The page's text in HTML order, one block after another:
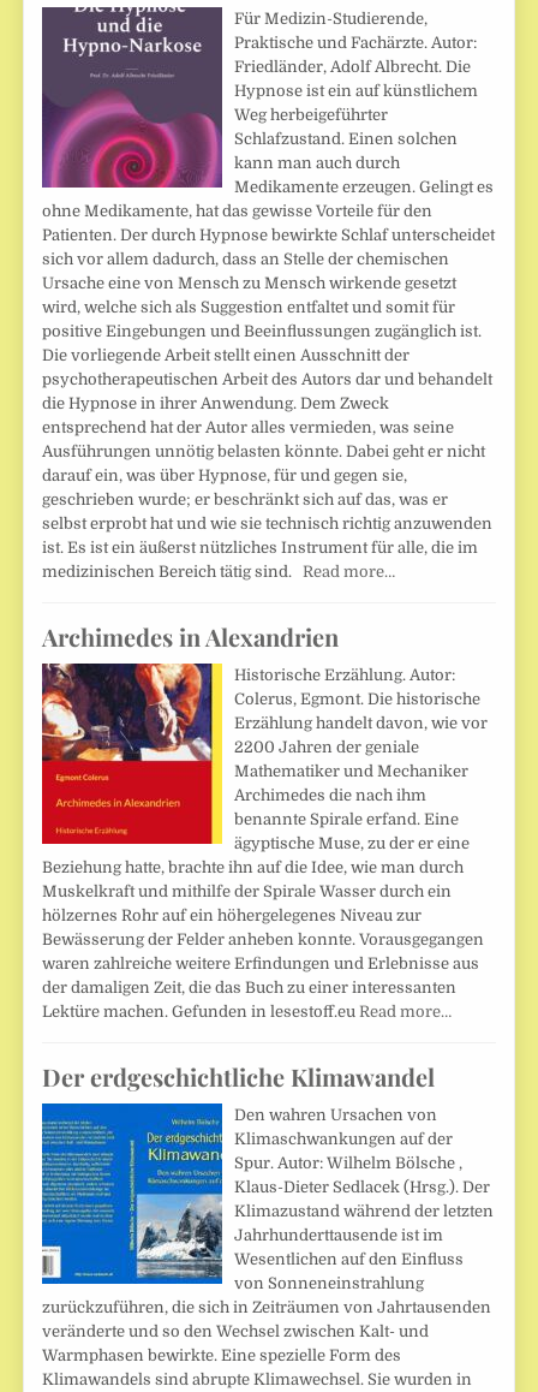
Für Medizin-Studierende,
Praktische und Fachärzte. Autor:
Friedländer, Adolf Albrecht. Die
Hypnose ist ein auf künstlichem
Weg herbeigeführter
Schlafzustand. Einen solchen
kann man auch durch
Medikamente erzeugen. Gelingt es
ohne Medikamente, hat das gewisse Vorteile für den
Patienten. Der durch Hypnose bewirkte Schlaf unterscheidet
sich vor allem dadurch, dass an Stelle der chemischen
Ursache eine von Mensch zu Mensch wirkende gesetzt
wird, welche sich als Suggestion entfaltet und somit für
positive Eingebungen und Beeinflussungen zugänglich ist.
Die vorliegende Arbeit stellt einen Ausschnitt der
psychotherapeutischen Arbeit des Autors dar und behandelt
die Hypnose in ihrer Anwendung. Dem Zweck
entsprechend hat der Autor alles vermieden, was seine
Ausführungen unnötig belasten könnte. Dabei geht er nicht
darauf ein, was über Hypnose, für und gegen sie,
geschrieben wurde; er beschränkt sich auf das, was er
selbst erprobt hat und wie sie technisch richtig anzuwenden
ist. Es ist ein äußerst nützliches Instrument für alle, die im
medizinischen Bereich tätig sind. Read more…
Archimedes in Alexandrien
Historische Erzählung. Autor:
Colerus, Egmont. Die historische
Erzählung handelt davon, wie vor
2200 Jahren der geniale
Mathematiker und Mechaniker
Archimedes die nach ihm
benannte Spirale erfand. Eine
ägyptische Muse, zu der er eine
Beziehung hatte, brachte ihn auf die Idee, wie man durch
Muskelkraft und mithilfe der Spirale Wasser durch ein
hölzernes Rohr auf ein höhergelegenes Niveau zur
Bewässerung der Felder anheben konnte. Vorausgegangen
waren zahlreiche weitere Erfindungen und Erlebnisse aus
der damaligen Zeit, die das Buch zu einer interessanten
Lektüre machen. Gefunden in lesestoff.eu Read more…
Der erdgeschichtliche Klimawandel
Den wahren Ursachen von
Klimaschwankungen auf der
Spur. Autor: Wilhelm Bölsche ,
Klaus-Dieter Sedlacek (Hrsg.). Der
Klimazustand während der letzten
Jahrhunderttausende ist im
Wesentlichen auf den Einfluss
von Sonneneinstrahlung
zurückzuführen, die sich in Zeiträumen von Jahrtausenden
veränderte und so den Wechsel zwischen Kalt- und
Warmphasen bewirkte. Eine spezielle Form des
Klimawandels sind abrupte Klimawechsel. Sie wurden in